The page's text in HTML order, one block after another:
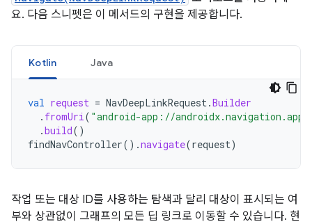
요. 다음 스니펫은 이 메서드의 구현을 제공합니다.
Kotlin Java
val request = NavDeepLinkRequest.Builder
. fromUri( "android-app://
.build()
findNavController().navigate(request)
작업 또는 대상 ID를 사용하는 탐색과 달리 대상이 표시되는 여
부와 상관없이 그래프의 모든 딥 링크로 이동할 수 있습니다. 현